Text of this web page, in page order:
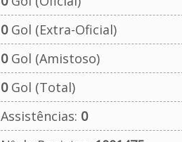
0Gol (Extra-Oficial)
0Gol (Amistoso)
0Gol (Total)
Assistências: 0